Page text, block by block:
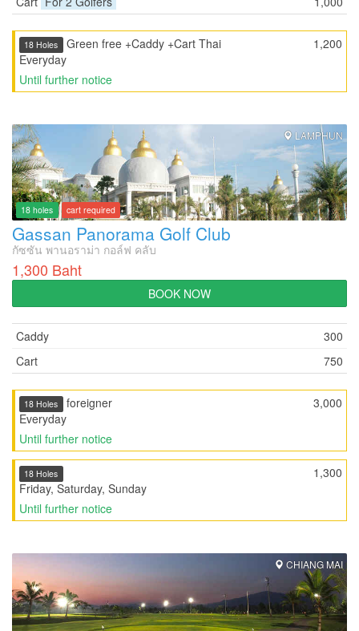
1,200
18 Holes Green free +Caddy +Cart Thai
Everyday
Until further notice
LAMPHUN
18 holes cart required
Gassan Panorama Golf Club
กัซซัน พานอราม่า กอล์ฟ คลับ
1,300 Baht
BOOK NOW
Caddy
300
Cart
750
3,000
18 Holes foreigner
Everyday
Until further notice
1,300
18 Holes
Friday, Saturday, Sunday
Until further notice
CHIANG MAI